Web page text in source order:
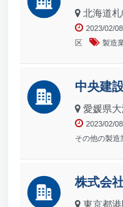
北海道
2023/02/08
区
製造
中央建
愛媛県
2023/02/08
その他の製造
株式会
東京都